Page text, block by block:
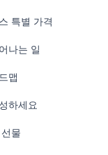
특별 가격
나는 일
맵
하세요
물